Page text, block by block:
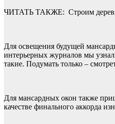
ЧИТАТЬ ТАКЖЕ: Строим
Для освещения будущей
интерьерных журналов мы
такие. Подумать только –
Для мансардных окон также
качестве финального аккорда